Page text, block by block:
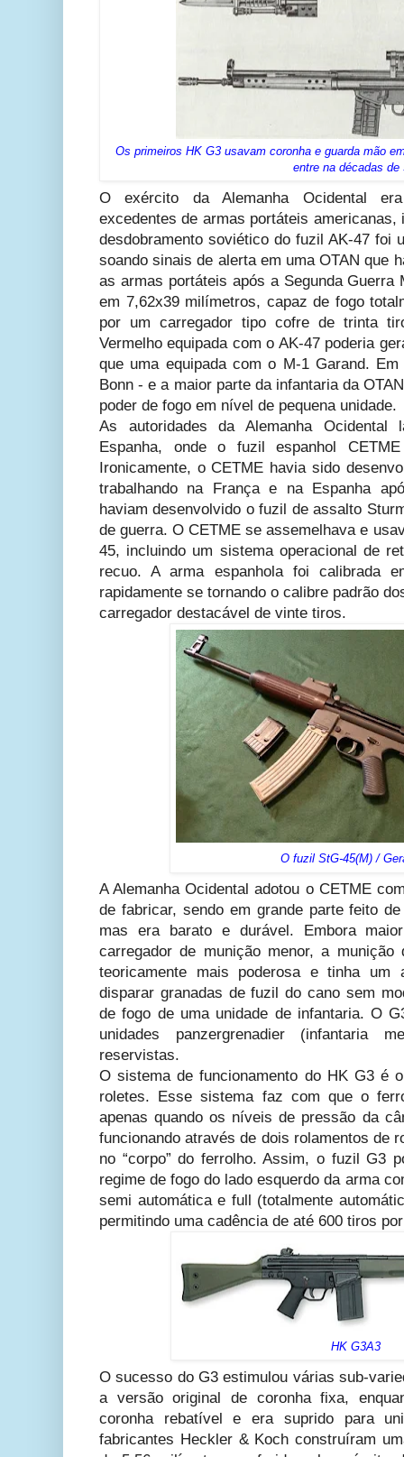
Os primeiros HK G3 usavam coronha e guarda mão
entre na décadas de
O exército da Alemanha Ocidental
excedentes de armas portáteis
desdobramento soviético do fuzil AK-47 foi
soando sinais de alerta em uma OTAN que
as armas portáteis após a Segunda Guerra
em 7,62x39 milímetros, capaz de fogo
por um carregador tipo cofre de trinta
Vermelho equipada com o AK-47 poderia
que uma equipada com o M-1 Garand.
Bonn - e a maior parte da infantaria da
poder de fogo em nível de pequena unidade.
As autoridades da Alemanha
Espanha, onde o fuzil espanhol
Ironicamente, o CETME havia sido
trabalhando na França e na Espanha
haviam desenvolvido o fuzil de assalto
de guerra. O CETME se assemelhava e
45, incluindo um sistema operacional de
recuo. A arma espanhola foi calibrada
rapidamente se tornando o calibre padrão
carregador destacável de vinte tiros.
O fuzil StG-45(M) /
A Alemanha Ocidental adotou o CETME
de fabricar, sendo em grande parte feito
mas era barato e durável. Embora
carregador de munição menor, a
teoricamente mais poderosa e tinha um
disparar granadas de fuzil do cano sem
de fogo de uma unidade de infantaria. O
unidades panzergrenadier (infantaria
reservistas.
O sistema de funcionamento do HK G3 é
roletes. Esse sistema faz com que o
apenas quando os níveis de pressão da
funcionando através de dois rolamentos de
no “corpo” do ferrolho. Assim, o fuzil G3
regime de fogo do lado esquerdo da arma
semi automática e full (totalmente
permitindo uma cadência de até 600 tiros
HK G3A3
O sucesso do G3 estimulou várias sub-
a versão original de coronha fixa,
coronha rebatível e era suprido para
fabricantes Heckler & Koch construíram